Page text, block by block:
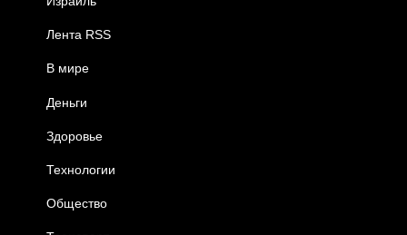
Лента RSS
В мире
Деньги
Здоровье
Технологии
Общество